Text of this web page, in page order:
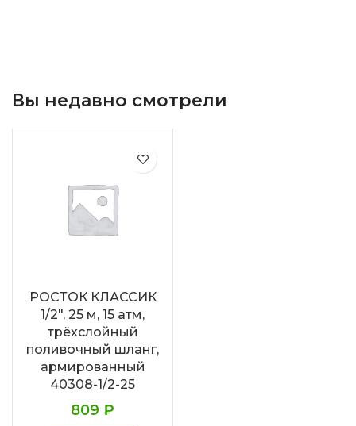
Вы недавно смотрели
РОСТОК КЛАССИК
1/2″, 25 м, 15 атм,
трёхслойный
поливочный шланг,
армированный
40308-1/2-25
809 ₽